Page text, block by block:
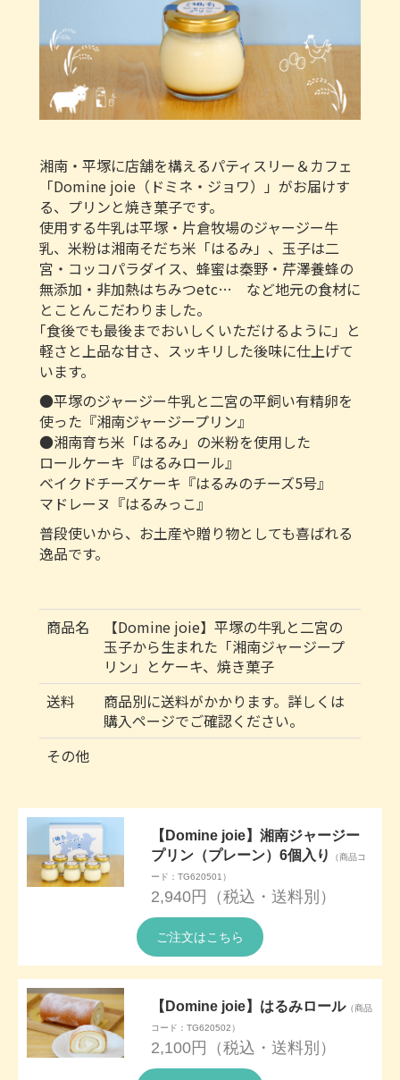
湘南・平塚に店舗を構えるパティスリー＆カフェ
「Domine joie（ドミネ・ジョワ）」がお届けす
る、プリンと焼き菓子です。
使用する牛乳は平塚・片倉牧場のジャージー牛
乳、米粉は湘南そだち米「はるみ」、玉子は二
宮・コッコパラダイス、蜂蜜は秦野・芹澤養蜂の
無添加・非加熱はちみつetc… など地元の食材に
とことんこだわりました。
｢食後でも最後までおいしくいただけるように」と
軽さと上品な甘さ、スッキリした後味に仕上げて
います。
●平塚のジャージー牛乳と二宮の平飼い有精卵を
使った『湘南ジャージープリン』
●湘南育ち米「はるみ」の米粉を使用した
ロールケーキ『はるみロール』
ベイクドチーズケーキ『はるみのチーズ5号』
マドレーヌ『はるみっこ』
普段使いから、お土産や贈り物としても喜ばれる
逸品です。
商品名
【Domine joie】平塚の牛乳と二宮の
玉子から生まれた「湘南ジャージープ
リン」とケーキ、焼き菓子
送料
商品別に送料がかかります。詳しくは
購入ページでご確認ください。
その他
【Domine joie】湘南ジャージー
プリン（プレーン）6個入り
（商品コ
ード：TG620501）
2,940円（税込・送料別）
ご注文はこちら
【Domine joie】はるみロール（商品
コード：TG620502）
2,100円（税込・送料別）